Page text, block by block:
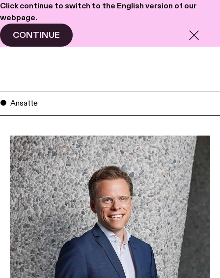
Click continue to switch to the English version of our
webpage.
CONTINUE
Haavind Meny
Ansatte